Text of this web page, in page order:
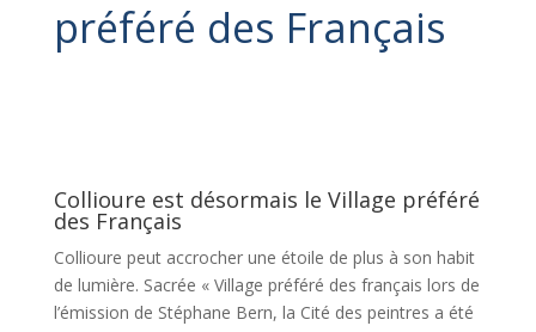
préféré des Français
Collioure est désormais le Village préféré
des Français
Collioure peut accrocher une étoile de plus à son habit
de lumière. Sacrée « Village préféré des français lors de
l’émission de Stéphane Bern, la Cité des peintres a été